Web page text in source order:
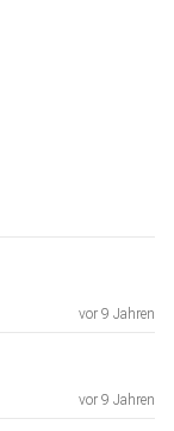
vor 9 Jahren
vor 9 Jahren